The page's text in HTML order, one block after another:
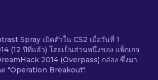
Spray เปิดตัวใน CS2 เมื่อวันที่ 1
(12 ปีที่แล้ว) โดยเป็นส่วนหนึ่งของ แพ็กเกจ
2014 (Overpass) กล่อง ซึ่งมา
ต "Operation Breakout".